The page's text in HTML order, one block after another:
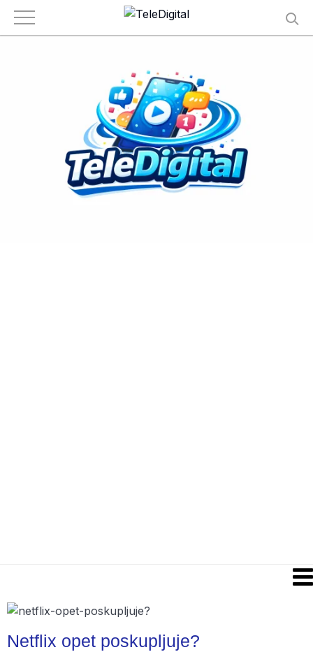
Netflix opet poskupljuje?